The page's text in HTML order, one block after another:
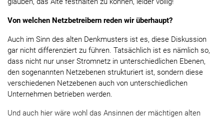
Von welchen Netzbetreibern reden wir überhaupt?
Auch im Sinn des alten Denkmusters ist es, diese Diskussion
gar nicht differenziert zu führen. Tatsächlich ist es nämlich so,
dass nicht nur unser Stromnetz in unterschiedlichen Ebenen,
den sogenannten Netzebenen strukturiert ist, sondern diese
verschiedenen Netzebenen auch von unterschiedlichen
Unternehmen betrieben werden.
Und auch hier wäre wohl das Ansinnen der mächtigen alten